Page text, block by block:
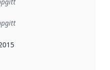
når dataene i dette